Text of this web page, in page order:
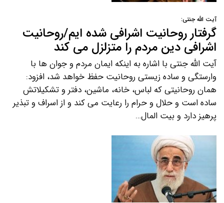
آیت الله جنتی:
گرفتار روحانیت اشرافی شده ایم/روحانیت
اشرافی دین مردم را متزلزل می کند
آیت الله جنتی با اشاره به اینکه ایمان مردم و جوان ها با
وارستگی و ساده زیستی روحانیت حفظ خواهد شد، افزود:
همان روحانیتی که لباس، خانه، ماشین، دفتر و تشکیلاتش
ساده است و حلال و حرام را رعایت می کند و از اسراف و تبذیر
پرهیز دارد و بیت المال…